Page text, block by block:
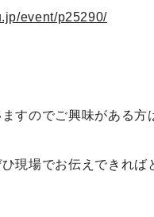
event/p25290/
すのでご興味がある
現場でお伝えできれば